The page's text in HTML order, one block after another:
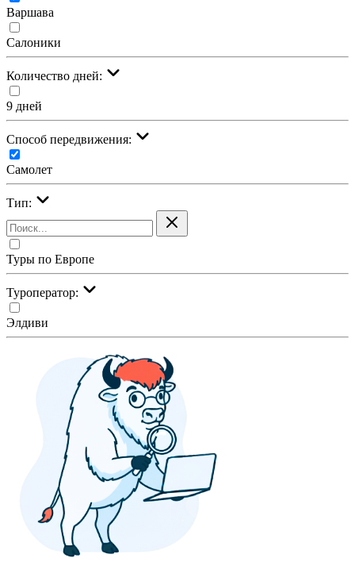
Варшава
Салоники
Количество дней:
9 дней
Cпособ передвижения:
Самолет
Тип:
Туры по Европе
Туроператор:
Элдиви